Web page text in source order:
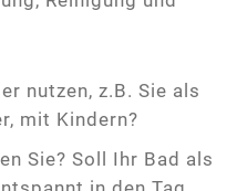
nutzen, z.B. Sie als
mit Kindern?
Sie? Soll Ihr Bad als